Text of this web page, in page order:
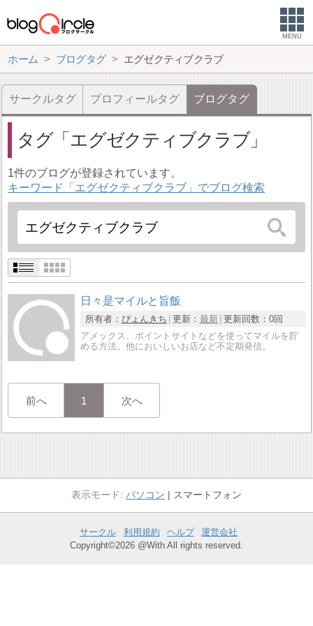
MENU
ホーム ブログタグ エグゼクティブクラブ
サークルタグ プロフィールタグ ブログタグ
タグ エグゼクティブクラブ
1件のブログが登録されています。
キーワード「エグゼクティブクラブ」でブログ検索
日々是マイルと旨飯
所有者： ぴょんきち 更新： 最新 更新回数： 0回
アメックス、ポイントサイトなどを使ってマイルを貯
める方法。他においしいお店など不定期発信。
前へ 1 次へ
パソコン スマートフォン
サークル 利用規約 ヘルプ
運営会社
Copyright©2026 @With All rights reserved.